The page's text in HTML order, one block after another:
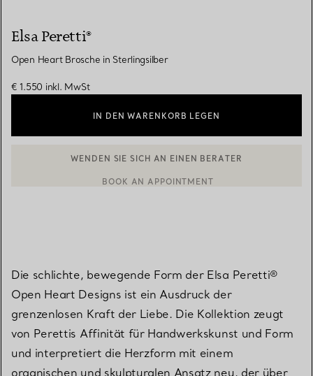
Elsa Peretti®
Open Heart Brosche in Sterlingsilber
€ 1.550 inkl. MwSt
IN DEN WARENKORB LEGEN
Die schlichte, bewegende Form der Elsa Peretti®
Open Heart Designs ist ein Ausdruck der
grenzenlosen Kraft der Liebe. Die Kollektion zeugt
von Perettis Affinität für Handwerkskunst und Form
und interpretiert die Herzform mit einem
organischen und skulpturalen Ansatz neu, der über